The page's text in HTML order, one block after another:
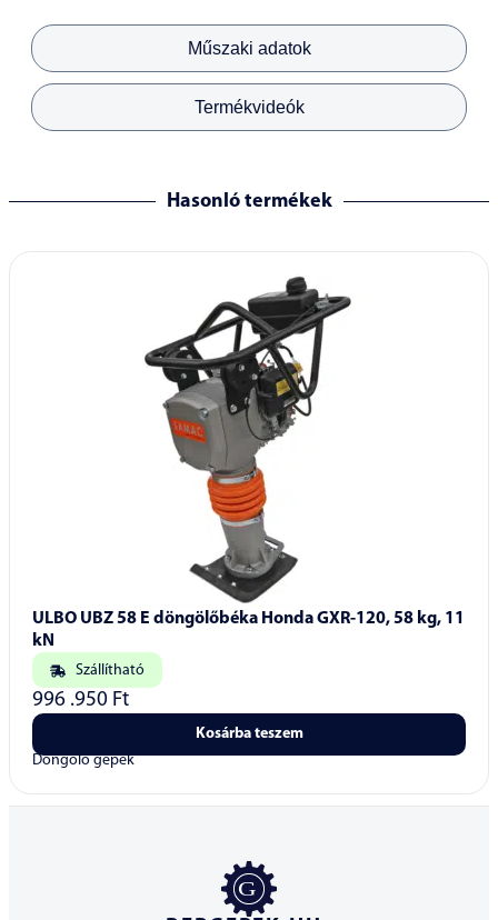
Műszaki adatok
Termékvideók
Hasonló termékek
ULBO UBZ 58 E döngölőbéka Honda GXR-120, 58 kg, 11
kN
Szállítható
996 .950 Ft
Kosárba teszem
Döngölő gépek